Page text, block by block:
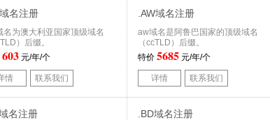
名注册
名为澳大利亚国家顶级域名
）后缀。
603 元/年/个
情 联系我们
.AW域名注册
aw域名是阿鲁巴国家的顶级域名
（ccTLD）后缀。
特价 5685 元/年/个
详情 联系我们
名注册 .BD域名注册